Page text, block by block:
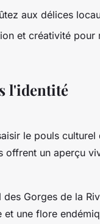
aux délices
et créativité pour
l'identité
le pouls culturel
offrent un aperçu
Gorges de la
une flore